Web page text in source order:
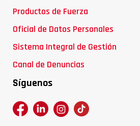
Productos de Fuerza
Oficial de Datos Personales
Sistema Integral de Gestión
Canal de Denuncias
Síguenos